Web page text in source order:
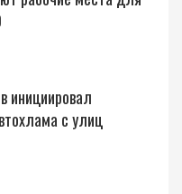
инициировал
с улиц